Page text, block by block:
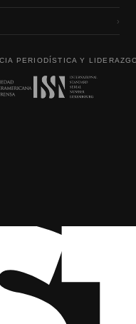
›
PERIODÍSTICA Y